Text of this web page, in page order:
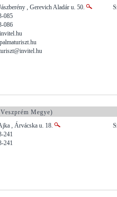
, Gerevich Aladár u. 50.
085
086
Megye)
, Árvácska u. 18.
241
241